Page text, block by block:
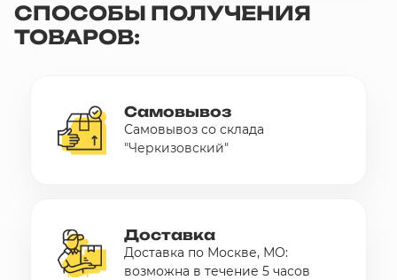
СПОСОБЫ ПОЛУЧЕНИЯ
ТОВАРОВ:
Самовывоз
Самовывоз со склада
"Черкизовский"
Доставка
Доставка по Москве, МО:
возможна в течение 5 часов